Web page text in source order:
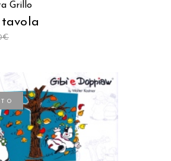
Grillo
€
LEGGI TUTTO